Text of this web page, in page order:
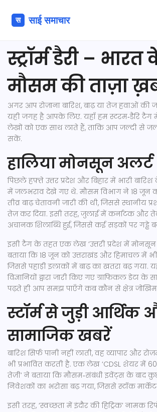
स्ट्रॉर्म डैरी – भारत
मौसम की ताज़ा
अगर आप रोज़ाना बारिश, बाढ़ या तेज हवाओं की
यही जगह है आपके लिए. यहाँ हम स्टरम‑डैरि
लेखों को एक साथ लाते हैं, ताकि आप जल्दी से
सकें.
हालिया मोनसून अलर्ट
पिछले हफ़्ते उत्तर प्रदेश और बिहार में भारी
में जलभराव देखे गए थे. मौसम विभाग ने 18 जून
तीव्र बाढ़ चेतावनी जारी की थी, जिससे स्थानीय
तेज़ कर दिया. इसी तरह, जुलाई में कर्नाटक और
अचानक शिलाब्धि हुई, जिससे कई सड़कों पर गड्ढे
इसी टैग के तहत एक लेख ‘उत्तरी प्रदेश में मोनसून
बताया कि 18 जून को उत्तराखंड और हिमाचल में
जिससे पहाड़ी इलाकों में बाढ़ का खतरा बढ़ गया.
विज्ञानियों द्वारा जारी किए गए ग्राफिकल डेटा के
पढ़ते ही आप समझ पाएँगे कब कौन से क्षेत्र
स्टॉर्म से जुड़ी आर्थिक
सामाजिक खबरें
बारिश सिर्फ पानी नहीं लाती, वह व्यापार और
भी प्रभावित करती है. एक लेख ‘CDSL शेयर में
तेज़ी’ ने बताया कि मौसम‑संबंधी इवेंट्स के बाद
निवेशकों का भरोसा बढ़ गया, जिससे स्टॉक
इसी तरह, ‘स्वच्छता में इंदौर की हिट्रिक’ नामक